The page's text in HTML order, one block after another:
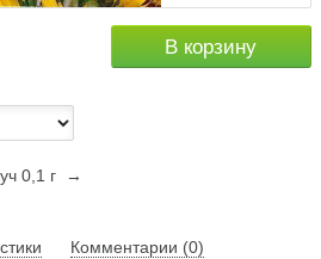
В корзину
0,1 г →
Комментарии (0)